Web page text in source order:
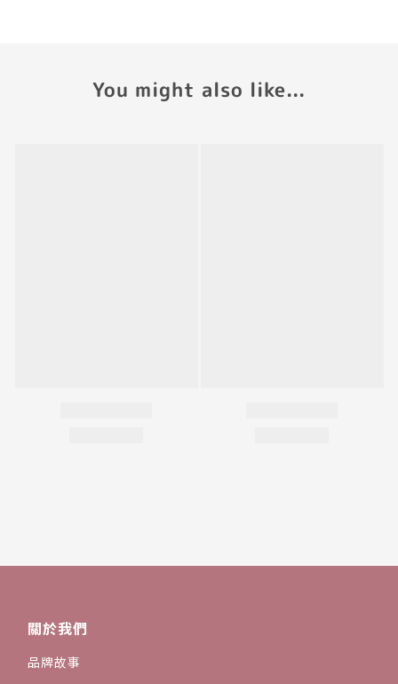
You might also like...
關於我們
品牌故事